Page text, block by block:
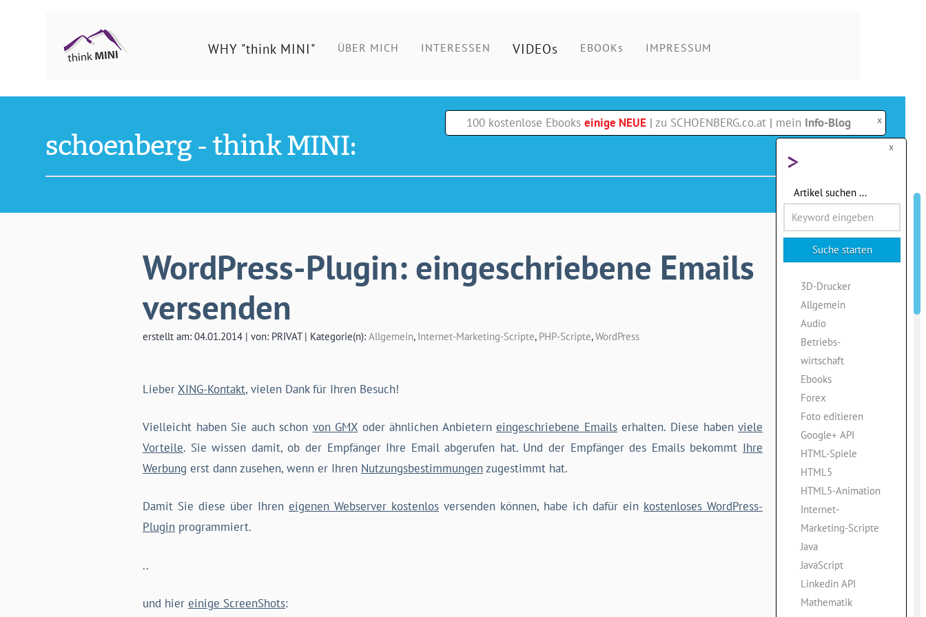
100 kostenlose Ebooks einige NEUE | zu SCHOENBERG.co.at | mein Info-Blog x
Ing.
Schönberg
Christian
WHY "think MINI" ÜBER MICH INTERESSEN VIDEOs EBOOKs IMPRESSUM
schoenberg - think MINI:
WordPress-Plugin: eingeschriebene Emails
versenden
erstellt am: 04.01.2014 | von: PRIVAT | Kategorie(n): Allgemein, Internet-Marketing-Scripte, PHP-Scripte,WordPress
LieberXING-Kontakt, vielen Dank für Ihren Besuch!
Vielleicht haben Sie auch schon von GMX oder ähnlichen Anbieterneingeschriebene Emailserhalten. Diese habenviele
Vorteile. Sie wissen damit, ob der Empfänger Ihre Email abgerufen hat. Und der Empfänger des Emails bekommt Ihre
Werbung erst dann zusehen, wenn er Ihren Nutzungsbestimmungenzugestimmt hat.
Damit Sie diese über Ihren eigenen Webserver kostenlos versenden können, habe ich dafür ein kostenloses WordPress-
Plugin programmiert.
..
und hier einige ScreenShots:
x
>
Artikel suchen ...
3D-Drucker
Allgemein
Audio
Betriebs-
wirtschaft
Ebooks
Forex
Foto editieren
Google+ API
HTML-Spiele
HTML5
HTML5-Animation
Internet-
Marketing-Scripte
Java
JavaScript
Linkedin API
Mathematik